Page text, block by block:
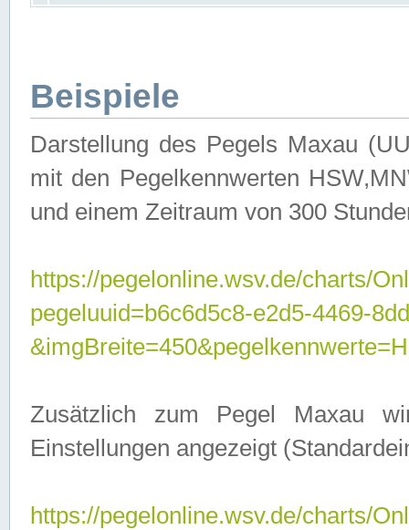
Beispiele
Darstellung des Pegels Maxau
mit den Pegelkennwerten
und einem Zeitraum von 300
https://pegelonline.wsv.de/charts/
pegeluuid=b6c6d5c8-e2d5-4469-
Zusätzlich zum Pegel Maxau
Einstellungen angezeigt
https://pegelonline.wsv.de/charts/